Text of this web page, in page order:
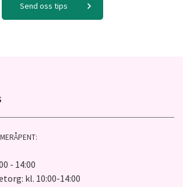
Send oss tips
- 14:00
kl. 10:00-14:00